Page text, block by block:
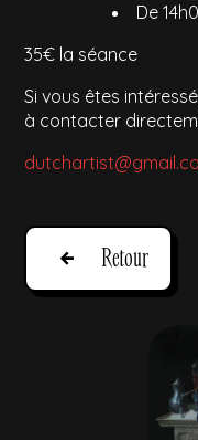
De
35€ la séance
Si vous êtes
à contacter
Retour